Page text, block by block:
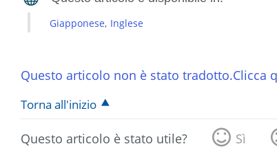
Giapponese Inglese
Questo articolo non è stato tradotto.Clicca
Torna all'inizio
Questo articolo è stato utile? Sì